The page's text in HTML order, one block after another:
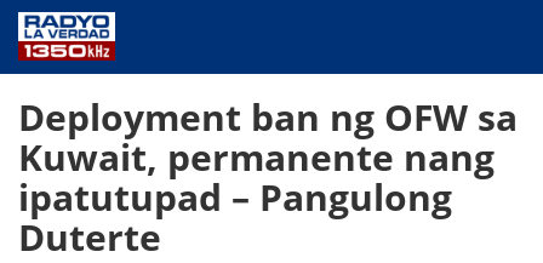
PUBLIC SERVICE
ANNOUNCEMENTS
PROGRAMS
ABOUT
Deployment ban ng OFW sa
Kuwait, permanente nang
ipatutupad – Pangulong
Duterte